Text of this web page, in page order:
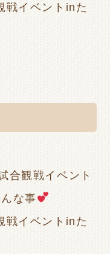
戦イベントinた
合観戦イベント
な事
戦イベントinた